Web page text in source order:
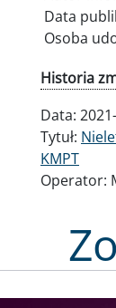
Data
Osoba
Historia
Data:
Tytuł:
KMPT
Operator: